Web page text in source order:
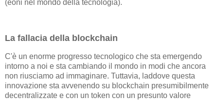
(eoni nel mondo della tecnologia).
La fallacia della blockchain
C'è un enorme progresso tecnologico che sta emergendo
intorno a noi e sta cambiando il mondo in modi che ancora
non riusciamo ad immaginare. Tuttavia, laddove questa
innovazione sta avvenendo su blockchain presumibilmente
decentralizzate e con un token con un presunto valore